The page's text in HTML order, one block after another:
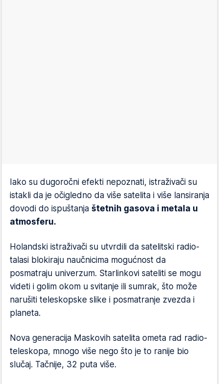
Iako su dugoročni efekti nepoznati, istraživači su
istakli da je očigledno da više satelita i više lansiranja
dovodi do ispuštanja štetnih gasova i metala u
atmosferu.
Holandski istraživači su utvrdili da satelitski radio-
talasi blokiraju naučnicima mogućnost da
posmatraju univerzum. Starlinkovi sateliti se mogu
videti i golim okom u svitanje ili sumrak, što može
narušiti teleskopske slike i posmatranje zvezda i
planeta.
Nova generacija Maskovih satelita ometa rad radio-
teleskopa, mnogo više nego što je to ranije bio
slučaj. Tačnije, 32 puta više.